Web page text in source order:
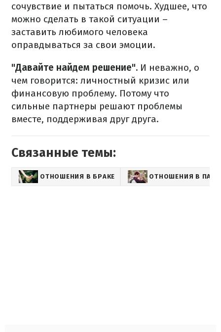
сочувствие и пытаться помочь. Худшее, что
можно сделать в такой ситуации –
заставить любимого человека
оправдываться за свои эмоции.
"Давайте найдем решение". И неважно, о
чем говорится: личностный кризис или
финансовую проблему. Потому что
сильные партнеры решают проблемы
вместе, поддерживая друг друга.
Связанные темы:
ОТНОШЕНИЯ В БРАКЕ ОТНОШЕНИЯ В ПАРЕ